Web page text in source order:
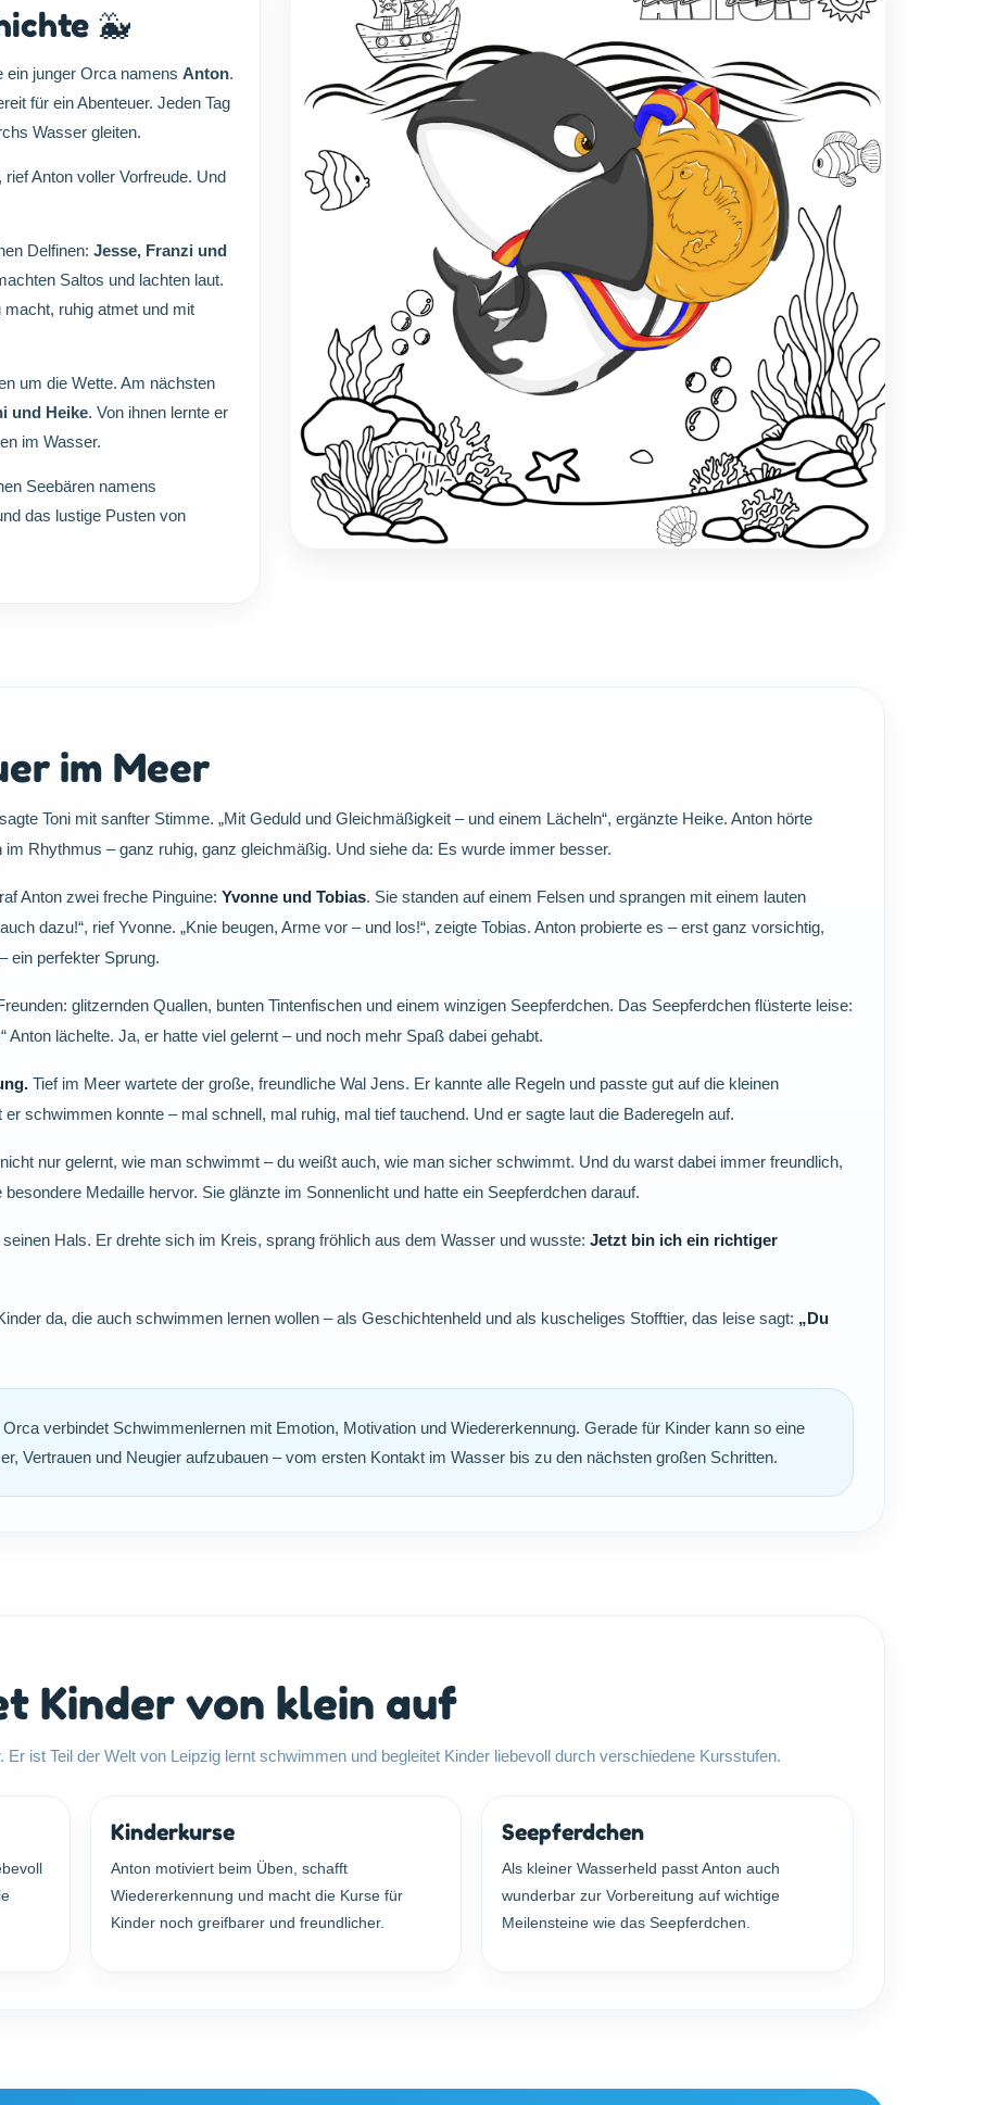
🐳
ein junger Orca namens Anton.
für ein Abenteuer. Jeden Tag
Wasser gleiten.
Anton voller Vorfreude. Und
Delfinen: Jesse, Franzi und
Saltos und lachten laut.
macht, ruhig atmet und mit
um die Wette. Am nächsten
und Heike. Von ihnen lernte er
im Wasser.
Seebären namens
das lustige Pusten von
im Meer
Toni mit sanfter Stimme. „Mit Geduld und Gleichmäßigkeit – und einem Lächeln“, ergänzte Heike. Anton hörte
Rhythmus – ganz ruhig, ganz gleichmäßig. Und siehe da: Es wurde immer besser.
Anton zwei freche Pinguine: Yvonne und Tobias. Sie standen auf einem Felsen und sprangen mit einem lauten
dazu!“, rief Yvonne. „Knie beugen, Arme vor – und los!“, zeigte Tobias. Anton probierte es – erst ganz vorsichtig,
– ein perfekter Sprung.
glitzernden Quallen, bunten Tintenfischen und einem winzigen Seepferdchen. Das Seepferdchen flüsterte leise:
Anton lächelte. Ja, er hatte viel gelernt – und noch mehr Spaß dabei gehabt.
Tief im Meer wartete der große, freundliche Wal Jens. Er kannte alle Regeln und passte gut auf die kleinen
schwimmen konnte – mal schnell, mal ruhig, mal tief tauchend. Und er sagte laut die Baderegeln auf.
nur gelernt, wie man schwimmt – du weißt auch, wie man sicher schwimmt. Und du warst dabei immer freundlich,
Medaille hervor. Sie glänzte im Sonnenlicht und hatte ein Seepferdchen darauf.
Hals. Er drehte sich im Kreis, sprang fröhlich aus dem Wasser und wusste: Jetzt bin ich ein richtiger
da, die auch schwimmen lernen wollen – als Geschichtenheld und als kuscheliges Stofftier, das leise sagt: „Du
verbindet Schwimmenlernen mit Emotion, Motivation und Wiedererkennung. Gerade für Kinder kann so eine
Vertrauen und Neugier aufzubauen – vom ersten Kontakt im Wasser bis zu den nächsten großen Schritten.
Kinder von klein auf
ist Teil der Welt von Leipzig lernt schwimmen und begleitet Kinder liebevoll durch verschiedene Kursstufen.
Kinderkurse
Anton motiviert beim Üben, schafft
Wiedererkennung und macht die Kurse für
Kinder noch greifbarer und freundlicher.
Seepferdchen
Als kleiner Wasserheld passt Anton auch
wunderbar zur Vorbereitung auf wichtige
Meilensteine wie das Seepferdchen.